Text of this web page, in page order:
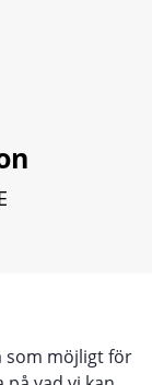
som möjligt för